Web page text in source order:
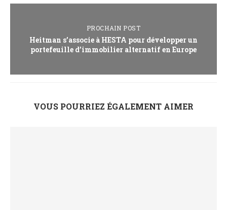
PROCHAIN POST
Heitman s’associe à HESTA pour développer un
portefeuille d’immobilier alternatif en Europe
VOUS POURRIEZ ÉGALEMENT AIMER